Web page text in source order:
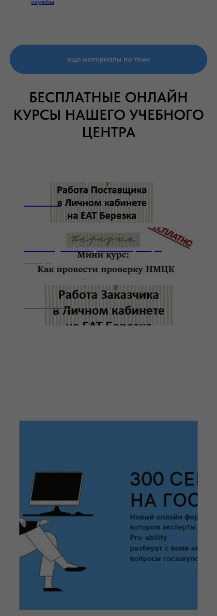
еще материалы по теме
БЕСПЛАТНЫЕ ОНЛАЙН
КУРСЫ НАШЕГО УЧЕБНОГО
ЦЕНТРА
_______________
Мини-курс: Как провести проверку
___________________